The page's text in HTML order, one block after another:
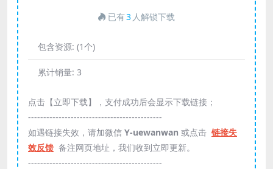
已有3 人解锁下载
包含资源: (1个)
累计销量: 3
点击【立即下载】，支付成功后会显示下载链接；
--------------------------------------------
如遇链接失效，请加微信 Y-uewanwan 或点击 链接失
效反馈 备注网页地址，我们收到立即更新。
--------------------------------------------